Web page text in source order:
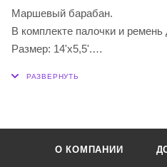
Маршевый барабан.
В комплекте палочки и
Размер: 14'x5,5'.
Вес без упаковки 2.35 кг
О КОМПАНИИ